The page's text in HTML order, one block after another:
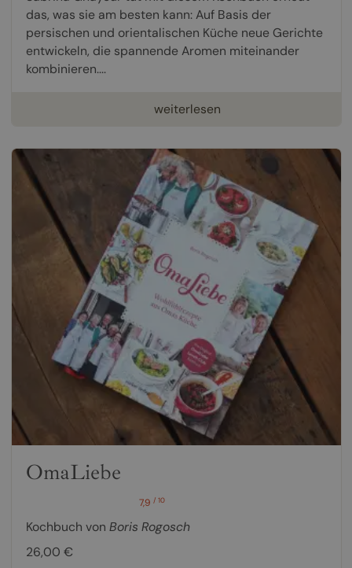
das, was sie am besten kann: Auf Basis der
persischen und orientalischen Küche neue Gerichte
entwickeln, die spannende Aromen miteinander
kombinieren....
weiterlesen
OmaLiebe
7,9/ 10
Kochbuch von Boris Rogosch
26,00 €